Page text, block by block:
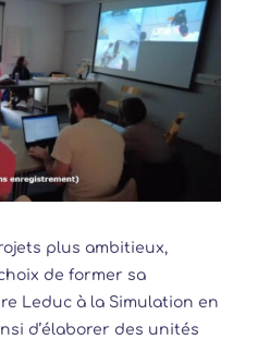
plus ambitieux,
de former sa
Leduc à la Simulation en
d’élaborer des unités